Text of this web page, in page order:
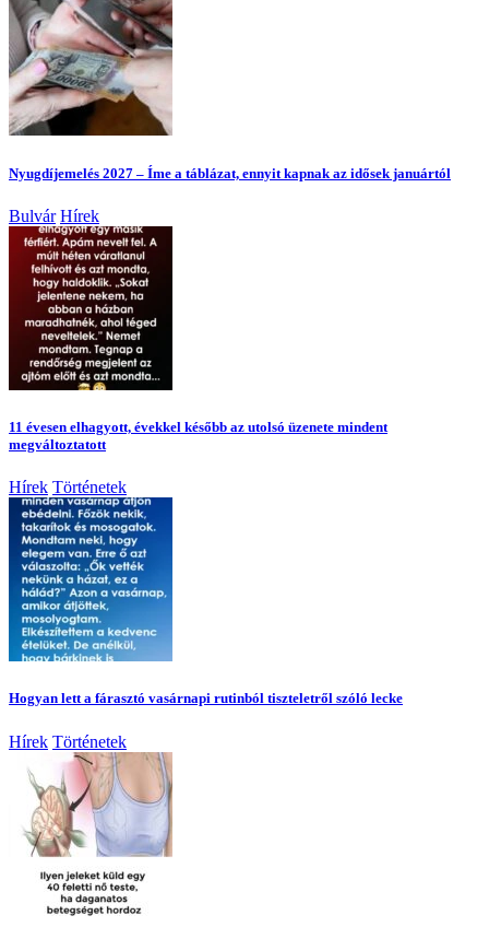
Nyugdíjemelés 2027 – Íme a táblázat, ennyit kapnak az idősek januártól
Bulvár Hírek
11 évesen elhagyott, évekkel később az utolsó üzenete mindent
megváltoztatott
Hírek Történetek
Hogyan lett a fárasztó vasárnapi rutinból tiszteletről szóló lecke
Hírek Történetek